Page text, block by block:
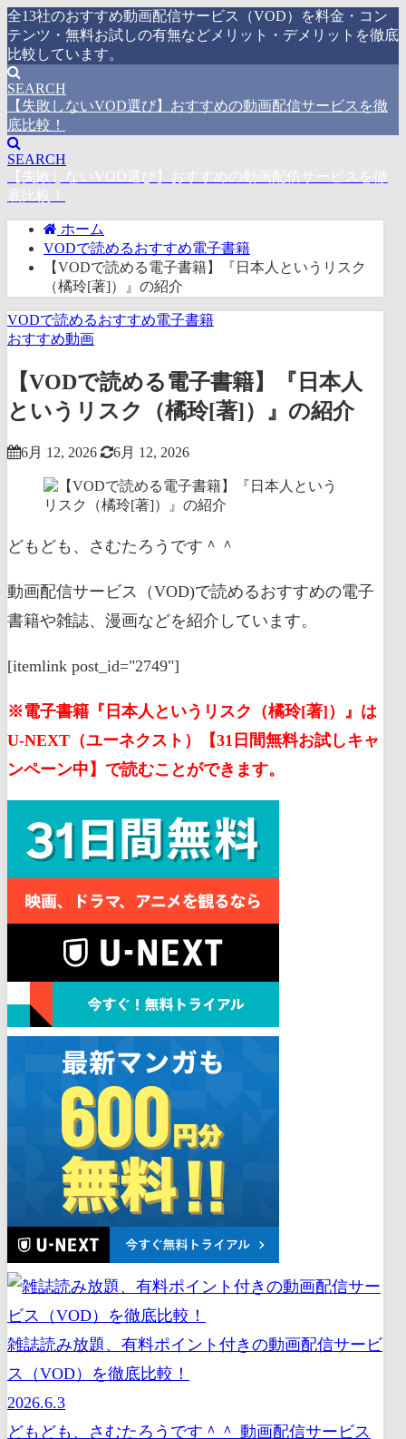
全13社のおすすめ動画配信サービス（VOD）を料金・コン
テンツ・無料お試しの有無などメリット・デメリットを徹底
比較しています。
SEARCH
【失敗しないVOD選び】おすすめの動画配信サービスを徹
底比較！
SEARCH
【失敗しないVOD選び】おすすめの動画配信サービスを徹
底比較！
ホーム
VODで読めるおすすめ電子書籍
【VODで読める電子書籍】『日本人というリスク
（橘玲[著]）』の紹介
VODで読めるおすすめ電子書籍
おすすめ動画
【VODで読める電子書籍】『日本人
というリスク（橘玲[著]）』の紹介
6月 12, 2026 6月 12, 2026
どもども、さむたろうです＾＾
動画配信サービス（VOD)で読めるおすすめの電子
書籍や雑誌、漫画などを紹介しています。
[itemlink post_id="2749"]
※電子書籍『日本人というリスク（橘玲[著]）』は
U-NEXT（ユーネクスト）【31日間無料お試しキャ
ンペーン中】で読むことができます。
雑誌読み放題、有料ポイント付きの動画配信サービ
ス（VOD）を徹底比較！
2026.6.3
どもども、さむたろうです＾＾ 動画配信サービス